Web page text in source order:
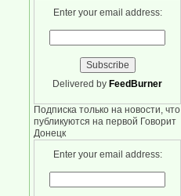
Enter your email address:
Delivered by FeedBurner
Подписка только на новости, что
публикуются на первой Говорит
Донецк
Enter your email address: